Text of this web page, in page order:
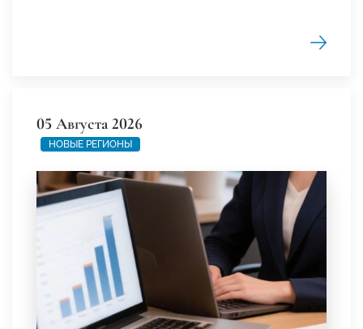
05 Августа 2026
НОВЫЕ РЕГИОНЫ